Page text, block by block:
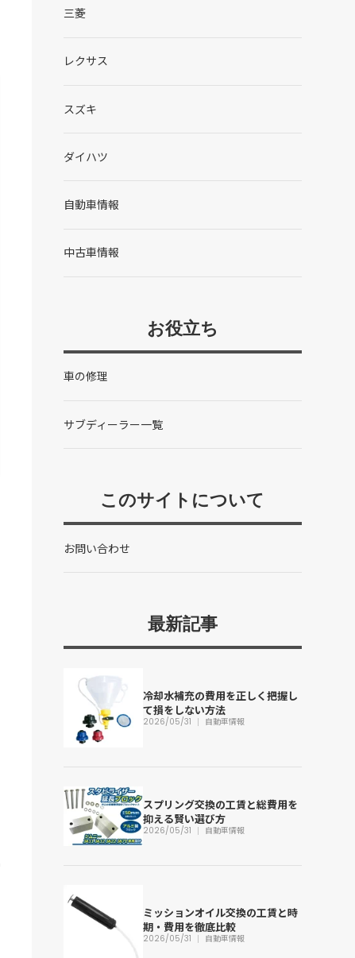
三菱
レクサス
スズキ
ダイハツ
自動車情報
中古車情報
お役立ち
車の修理
サブディーラー一覧
このサイトについて
お問い合わせ
最新記事
冷却水補充の費用を正しく把握し
て損をしない方法
2026/05/31 自動車情報
スプリング交換の工賃と総費用を
抑える賢い選び方
2026/05/31 自動車情報
ミッションオイル交換の工賃と時
期・費用を徹底比較
2026/05/31 自動車情報